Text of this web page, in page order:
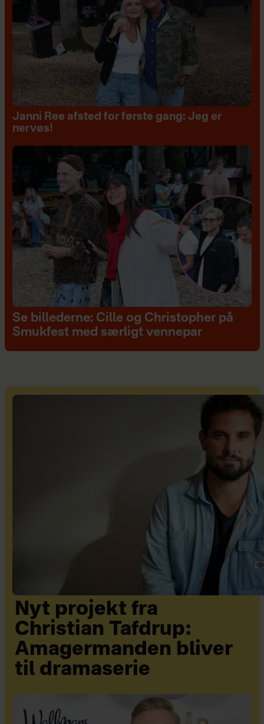
Janni Ree afsted for første gang: Jeg er
nervøs!
Se billederne: Cille og Christopher på
Smukfest med særligt vennepar
Nyt projekt fra
Christian Tafdrup:
Amagermanden bliver
til dramaserie